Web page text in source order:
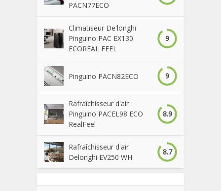
PACN77ECO
Climatiseur De'longhi
Pinguino PAC EX130
ECOREAL FEEL
9
Pinguino PACN82ECO 9
Rafraîchisseur d'air
Pinguino PACEL98 ECO
RealFeel
8.9
Rafraîchisseur d'air
Delonghi EV250 WH
8.7